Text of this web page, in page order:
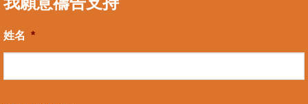
姓名 *